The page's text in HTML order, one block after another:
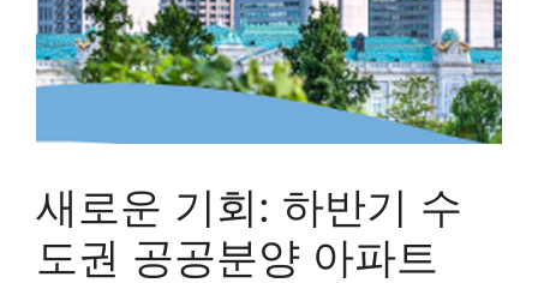
새로운 기회: 하반기 수
도권 공공분양 아파트